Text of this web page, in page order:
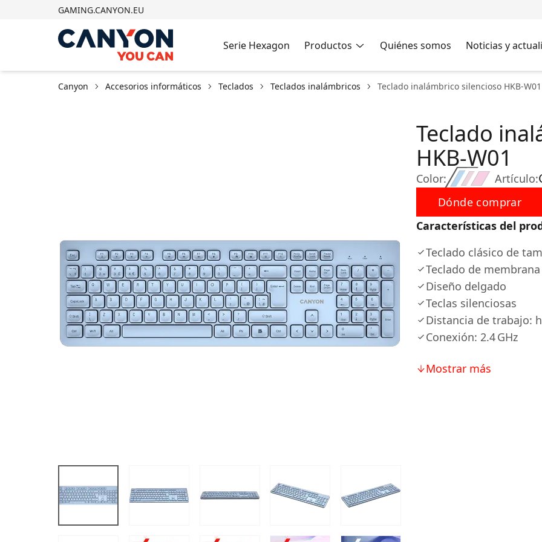
GAMING.CANYON.EU
Serie Hexagon Productos Quiénes somos Noticias y
Canyon Accesorios informáticos Teclados Teclados inalámbricos Teclado inalámbrico silencioso HKB-W01
Color:
Teclado
HKB-W01
Artículo:
Dónde comprar
Características del
Teclado clásico de
Teclado de
Diseño delgado
Teclas silenciosas
Distancia de trabajo:
Conexión: 2.4 GHz
Mostrar más